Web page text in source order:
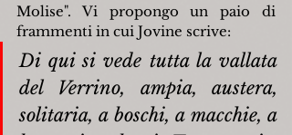
Molise". Vi propongo un paio di
frammenti in cui Jovine scrive:
Di qui si vede tutta la vallata
del Verrino, ampia, austera,
solitaria, a boschi, a macchie, a